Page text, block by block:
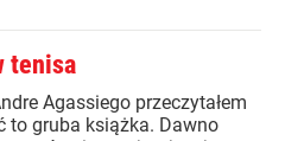
tenisa
Agassiego przeczytałem
to gruba książka. Dawno